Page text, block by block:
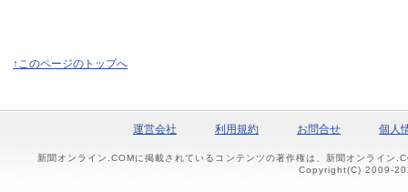
↑このページのトップへ
運営会社 利用規約 お問合せ 個人
新聞オンライン.COMに掲載されているコンテンツの著作権は、新聞オンライン
Copyright(C) 2009-